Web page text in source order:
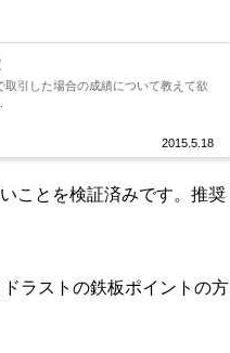
2015.5.18
引した場合の成績について教えて欲
ことを検証済みです。推奨
ラストの鉄板ポイントの方